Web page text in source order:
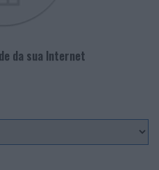
da sua Internet